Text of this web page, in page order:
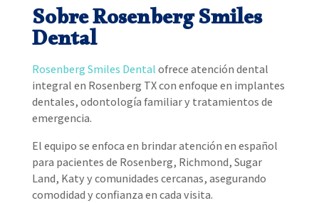
Sobre Rosenberg Smiles
Dental
Rosenberg Smiles Dentalofrece atención dental
integral en Rosenberg TX con enfoque en implantes
dentales, odontología familiar y tratamientos de
emergencia.
El equipo se enfoca en brindar atención en español
para pacientes de Rosenberg, Richmond, Sugar
Land, Katy y comunidades cercanas, asegurando
comodidad y confianza en cada visita.